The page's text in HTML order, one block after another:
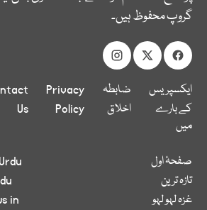
گروپ محفوظ ہیں۔
ایکسپریس
کے بارے
میں
ضابطہ
اخلاق
Privacy
Policy
Us
صفحۂ اول
تازہ ترین
غزہ لہو لہو
in